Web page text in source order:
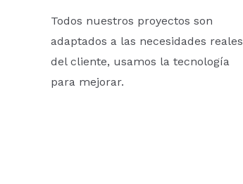
Todos nuestros proyectos son
adaptados a las necesidades reales
del cliente, usamos la tecnología
para mejorar.